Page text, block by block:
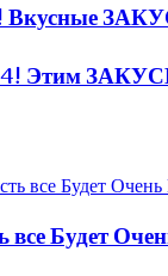
Этим
Будет